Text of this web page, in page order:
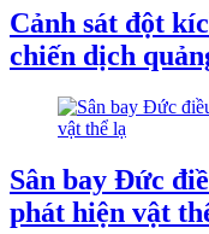
Cảnh sát đột
chiến dịch
Sân bay Đức
phát hiện vật